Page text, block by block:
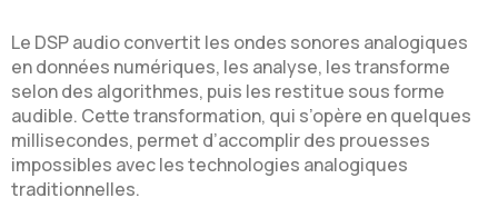
Le DSP audio convertit les ondes sonores analogiques
en données numériques, les analyse, les transforme
selon des algorithmes, puis les restitue sous forme
audible. Cette transformation, qui s’opère en quelques
millisecondes, permet d’accomplir des prouesses
impossibles avec les technologies analogiques
traditionnelles.